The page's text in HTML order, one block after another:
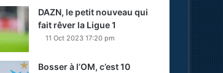
DAZN, le petit nouveau qui
fait rêver la Ligue 1
11 Oct 2023 17:20 pm
Bosser à l’OM, c’est 10